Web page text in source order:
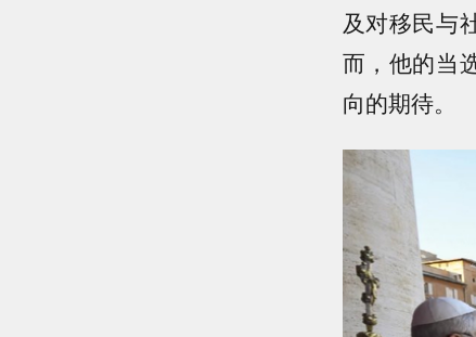
及对移民与
而，他的当
向的期待。